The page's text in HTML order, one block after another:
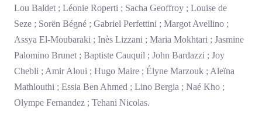
Lou Baldet ; Léonie Roperti ; Sacha Geoffroy ; Louise de
Seze ; Sorën Bégné ; Gabriel Perfettini ; Margot Avellino ;
Assya El-Moubaraki ; Inès Lizzani ; Maria Mokhtari ; Jasmine
Palomino Brunet ; Baptiste Cauquil ; John Bardazzi ; Joy
Chebli ; Amir Aloui ; Hugo Maire ; Élyne Marzouk ; Aleïna
Mathlouthi ; Essia Ben Ahmed ; Lino Bergia ; Naé Kho ;
Olympe Fernandez ; Tehani Nicolas.